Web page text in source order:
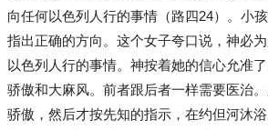
向任何以色列人行的事情（路四24）。小
指出正确的方向。这个女子夸口说，神必
以色列人行的事情。神按着她的信心允准
骄傲和大麻风。前者跟后者一样需要医治
骄傲，然后才按先知的指示，在约但河沐